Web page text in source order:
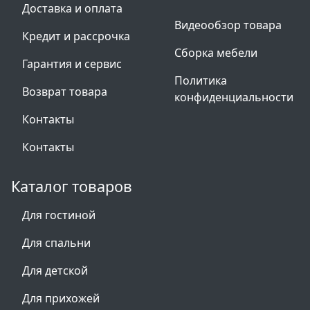
Доставка и оплата
Кредит и рассрочка
Гарантия и сервис
Возврат товара
Контакты
Контакты
Видеообзор товара
Сборка мебели
Политика
конфиденциальности
Каталог товаров
Для гостиной
Для спальни
Для детской
Для прихожей